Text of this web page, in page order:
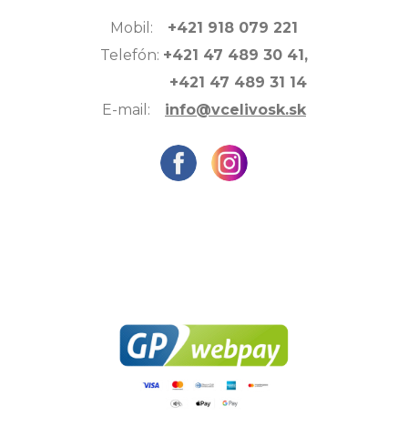
Mobil: +421 918 079 221
Telefón: +421 47 489 30 41,
+421 47 489 31 14
E-mail: info@vcelivosk.sk